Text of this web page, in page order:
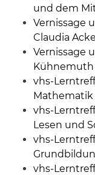
und dem
Vernissage
Claudia
Vernissage
Kühnemuth
vhs-
Mathematik
vhs-
Lesen und
vhs-
vhs-